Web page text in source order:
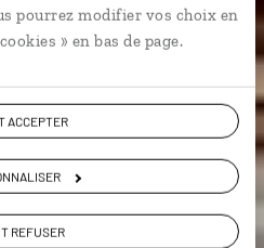
pourrez modifier vos choix en
» en bas de page.
ACCEPTER
REFUSER
espaces
aux Etats-
PHOTOS